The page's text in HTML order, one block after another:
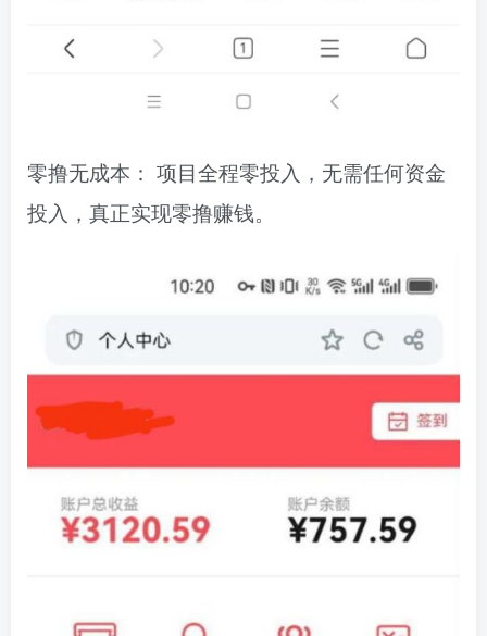
零撸无成本： 项目全程零投入，无需任何资金
投入，真正实现零撸赚钱。